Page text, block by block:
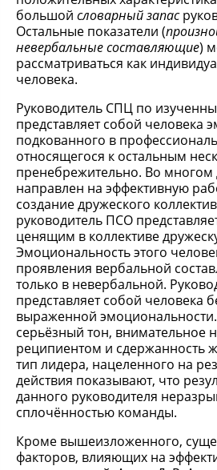
большой словарный запас
Остальные показатели (
невербальные составляющие)
рассматриваться как
человека.
Руководитель СПЦ по
представляет собой человека
подкованного в
относящегося к остальным
пренебрежительно. Во
направлен на эффективную
создание дружеского
руководитель ПСО
ценящим в коллективе
Эмоциональность этого
проявления вербальной
только в невербальной.
представляет собой человека
выраженной
серьёзный тон, внимательное
реципиентом и сдержанность
тип лидера, нацеленного на
действия показывают, что
данного руководителя
сплочённостью команды.
Кроме вышеизложенного,
факторов, влияющих на